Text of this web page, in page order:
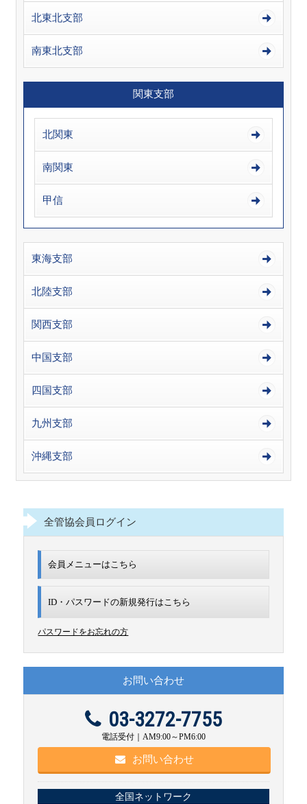
北東北支部
南東北支部
関東支部
北関東
南関東
甲信
東海支部
北陸支部
関西支部
中国支部
四国支部
九州支部
沖縄支部
全管協会員ログイン
会員メニューはこちら
ID・パスワードの新規発行は こちら
パスワードをお忘れの方
お問い合わせ
03-3272-7755
電話受付｜AM9:00～PM6:00
お問い合わせ
全国ネットワーク